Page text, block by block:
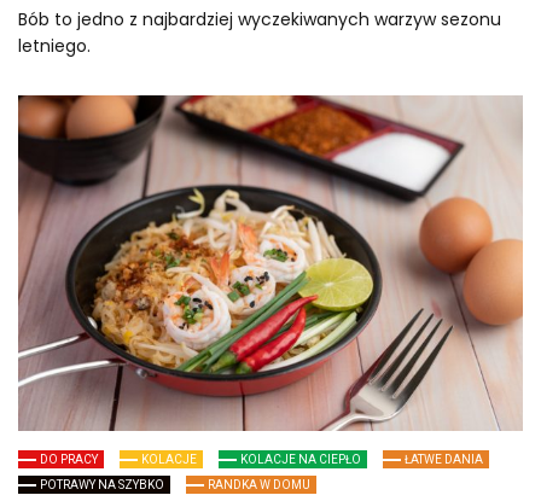
Bób to jedno z najbardziej wyczekiwanych warzyw sezonu
letniego.
DO PRACY KOLACJE KOLACJE NA CIEPŁO
ŁATWE DANIA
POTRAWY NA SZYBKO
RANDKA W DOMU